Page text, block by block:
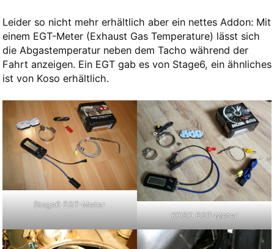
Leider so nicht mehr erhältlich aber ein nettes Addon: Mit
einem EGT-Meter (Exhaust Gas Temperature) lässt sich
die Abgastemperatur neben dem Tacho während der
Fahrt anzeigen. Ein EGT gab es von Stage6, ein ähnliches
ist von Koso erhältlich.
Stage6 EGT-Meter
KOSO EGT-Meter